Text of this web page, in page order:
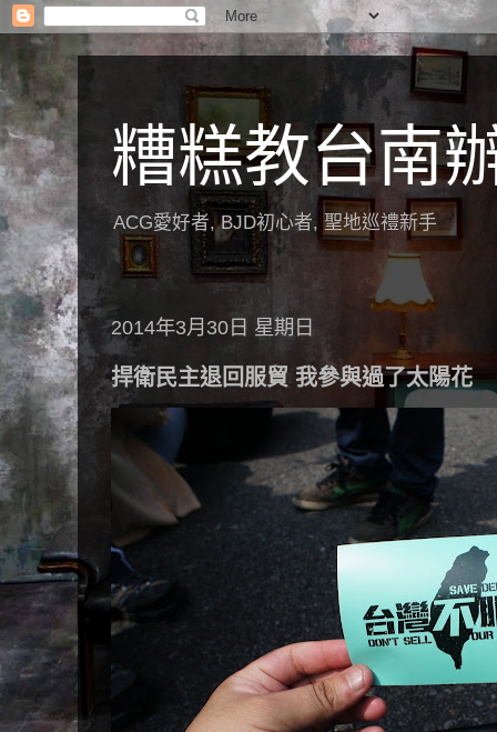
糟糕教台南
ACG愛好者, BJD初心者, 聖地巡禮新手
2014年3月30日 星期日
捍衛民主退回服貿 我參與過了太陽花